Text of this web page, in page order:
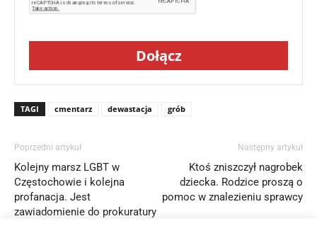
Dołącz
TAGI cmentarz dewastacja grób
Poprzedni artykuł
Kolejny marsz LGBT w
Częstochowie i kolejna
profanacja. Jest
zawiadomienie do prokuratury
Następny artykuł
Ktoś zniszczył nagrobek
dziecka. Rodzice proszą o
pomoc w znalezieniu sprawcy